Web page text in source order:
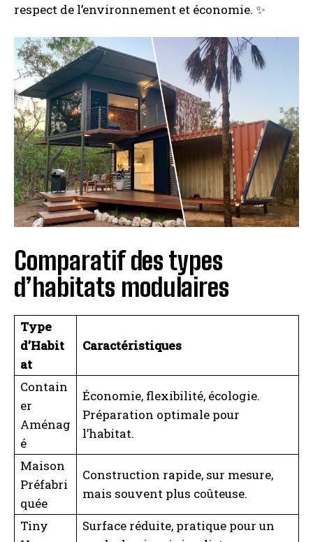
I WANT IN
I've read and accept thePrivacy Policy.
respect de l’environnement et économie. ✨
Comparatif des types
d’habitats modulaires
Type
d’Habit
at
Caractéristiques
Contain
er
Aménag
é
Économie, flexibilité, écologie.
Préparation optimale pour
l’habitat.
Maison
Préfabri
quée
Construction rapide, sur mesure,
mais souvent plus coûteuse.
Tiny
Surface réduite, pratique pour un